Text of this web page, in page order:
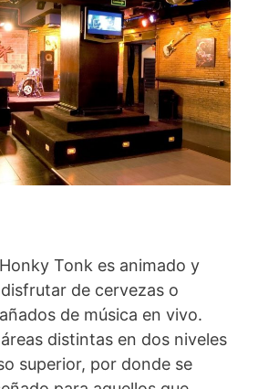
Tonk es animado y
de cervezas o
de música en vivo.
distintas en dos niveles
superior, por donde se